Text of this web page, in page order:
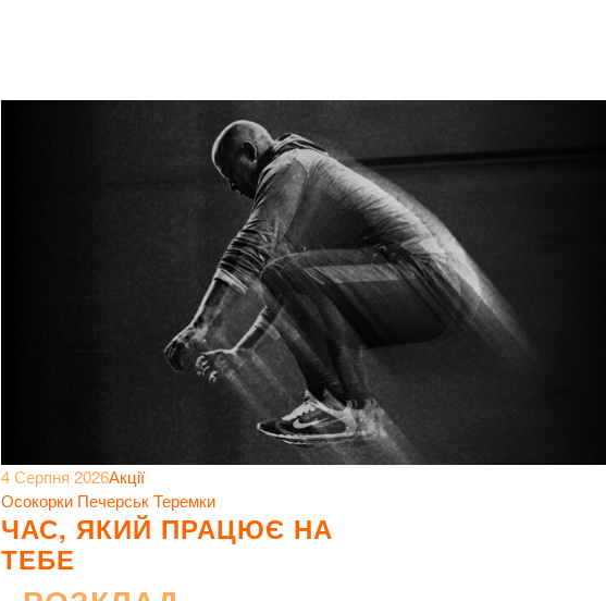
4 Серпня 2026Акції
Осокорки Печерськ Теремки
ЧАС, ЯКИЙ ПРАЦЮЄ НА
ТЕБЕ